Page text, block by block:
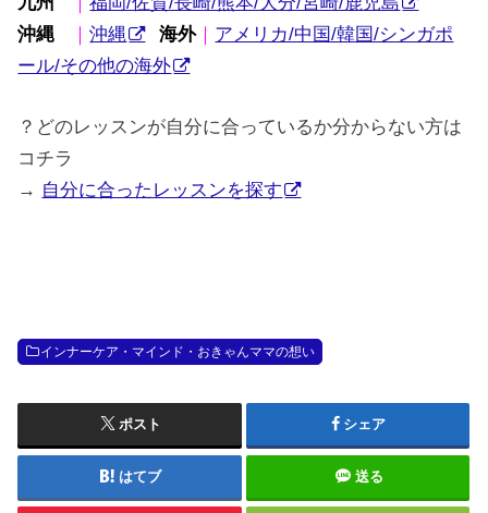
沖縄
｜沖縄 海外｜ アメリカ/中国/韓国/シンガポ
ール/その他の海外
？どのレッスンが自分に合っているか分からない方は
コチラ
→ 自分に合ったレッスンを探す
インナーケア・マインド・おきゃんママの想い
ポスト シェア
はてブ 送る